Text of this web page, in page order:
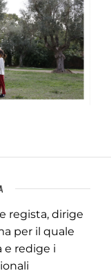
regista, dirige
per il quale
e redige i